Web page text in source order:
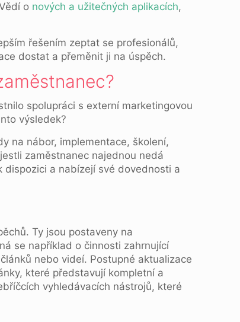
o nových a užitečných aplikacích,
řešením zeptat se profesionálů,
dostat a přeměnit ji na úspěch.
spolupráci s externí marketingovou
výsledek?
na nábor, implementace, školení,
zaměstnanec najednou nedá
a nabízejí své dovednosti a
Ty jsou postaveny na
se například o činnosti zahrnující
nebo videí. Postupné aktualizace
které představují kompletní a
vyhledávacích nástrojů, které